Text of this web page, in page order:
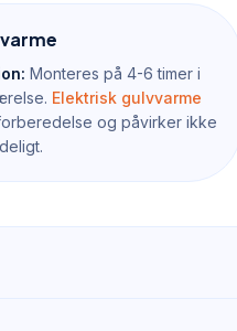
Monteres på 4-6 timer i
Elektrisk gulvvarme
og påvirker ikke